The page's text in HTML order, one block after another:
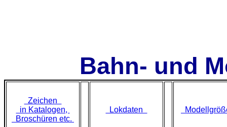
Bahn- und
Zeichen
in Katalogen,
Broschüren etc.
Lokdaten